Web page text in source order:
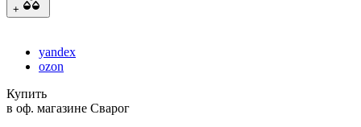
+
yandex
ozon
Купить
в оф. магазине Сварог